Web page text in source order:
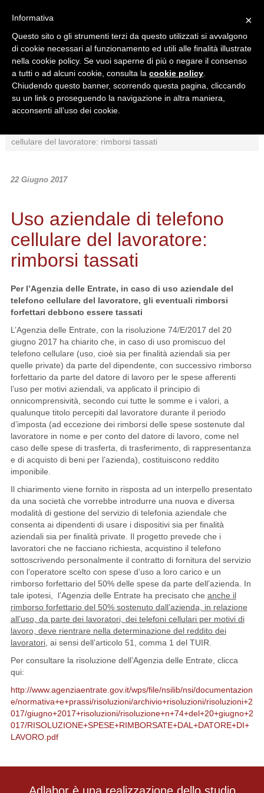
Ricerca in:
Sezione corrente
Tutto il sito
cellulare del lavoratore: rimborsi tassati
22 Giugno 2017
Uso aziendale di telefono
cellulare del lavoratore:
rimborsi tassati
Per l’Agenzia delle Entrate, in caso di uso aziendale del
telefono cellulare del lavoratore, gli eventuali rimborsi
forfettari debbono essere tassati
L’Agenzia delle Entrate, con la risoluzione 74/E/2017 del 20
giugno 2017 ha chiarito che, in caso di uso promiscuo del
telefono cellulare (uso, cioè sia per finalità aziendali sia per
quelle private) da parte del dipendente, con successivo rimborso
forfettario da parte del datore di lavoro per le spese afferenti
l’uso per motivi aziendali, va applicato il principio di
onnicomprensività, secondo cui tutte le somme e i valori, a
qualunque titolo percepiti dal lavoratore durante il periodo
d’imposta (ad eccezione dei rimborsi delle spese sostenute dal
lavoratore in nome e per conto del datore di lavoro, come nel
caso delle spese di trasferta, di trasferimento, di rappresentanza
e di acquisto di beni per l’azienda), costituiscono reddito
imponibile.
Il chiarimento viene fornito in risposta ad un interpello presentato
da una società che vorrebbe introdurre una nuova e diversa
modalità di gestione del servizio di telefonia aziendale che
consenta ai dipendenti di usare i dispositivi sia per finalità
aziendali sia per finalità private. Il progetto prevede che i
lavoratori che ne facciano richiesta, acquistino il telefono
sottoscrivendo personalmente il contratto di fornitura del servizio
con l’operatore scelto con spese d’uso a loro carico e un
rimborso forfettario del 50% delle spese da parte dell’azienda. In
tale ipotesi, l’Agenzia delle Entrate ha precisato che anche il
rimborso forfettario del 50% sostenuto dall’azienda, in relazione
all’uso, da parte dei lavoratori, dei telefoni cellulari per motivi di
lavoro, deve rientrare nella determinazione del reddito dei
lavoratori, ai sensi dell’articolo 51, comma 1 del TUIR.
Per consultare la risoluzione dell’Agenzia delle Entrate, clicca
qui:
http://www.agenziaentrate.gov.it/wps/file/nsilib/nsi/documentazion
e/normativa+e+prassi/risoluzioni/archivio+risoluzioni/risoluzioni+2
017/giugno+2017+risoluzioni/risoluzione+n+74+del+20+giugno+2
017/RISOLUZIONE+SPESE+RIMBORSATE+DAL+DATORE+DI+
LAVORO.pdf
×
Informativa
Questo sito o gli strumenti terzi da questo utilizzati si avvalgono
di cookie necessari al funzionamento ed utili alle finalità illustrate
nella cookie policy. Se vuoi saperne di più o negare il consenso
a tutti o ad alcuni cookie, consulta la cookie policy
Chiudendo questo banner, scorrendo questa pagina, cliccando
su un link o proseguendo la navigazione in altra maniera,
acconsenti all’uso dei cookie.